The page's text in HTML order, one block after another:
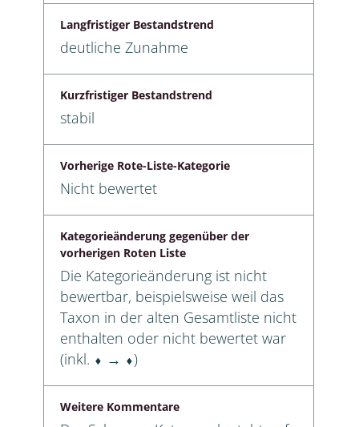
Langfristiger Bestandstrend
deutliche Zunahme
Kurzfristiger Bestandstrend
stabil
Vorherige Rote-Liste-Kategorie
Nicht bewertet
Kategorieänderung gegenüber der
vorherigen Roten Liste
Die Kategorieänderung ist nicht
bewertbar, beispielsweise weil das
Taxon in der alten Gesamtliste nicht
enthalten oder nicht bewertet war
(inkl. ⬧ → ⬧)
Weitere Kommentare